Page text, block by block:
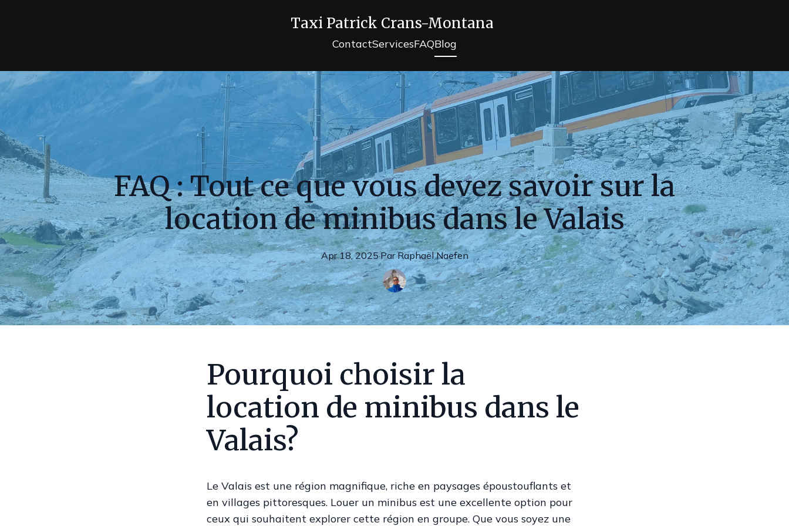
Taxi Patrick Crans-Montana
ContactServicesFAQBlog
FAQ : Tout ce que vous devez savoir sur la
location de minibus dans le Valais
Apr 18, 2025·Par Raphaël Naefen
Pourquoi choisir la
location de minibus dans le
Valais?
Le Valais est une région magnifique, riche en paysages époustouflants et
en villages pittoresques. Louer un minibus est une excellente option pour
ceux qui souhaitent explorer cette région en groupe. Que vous soyez une